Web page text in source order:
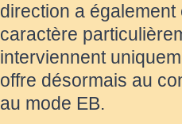
direction a
caractère
interviennent
offre désormais au
au mode EB.